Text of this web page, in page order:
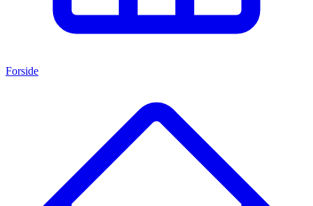
Forside